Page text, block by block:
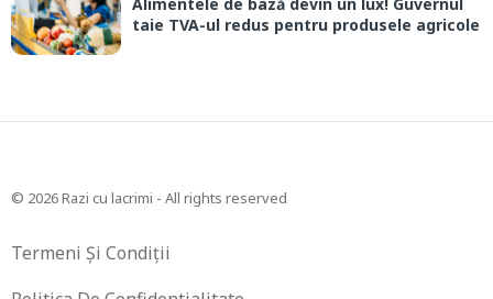
taie TVA-ul redus pentru produsele agricole
© 2026 Razi cu lacrimi - All rights reserved
Termeni Și Condiții